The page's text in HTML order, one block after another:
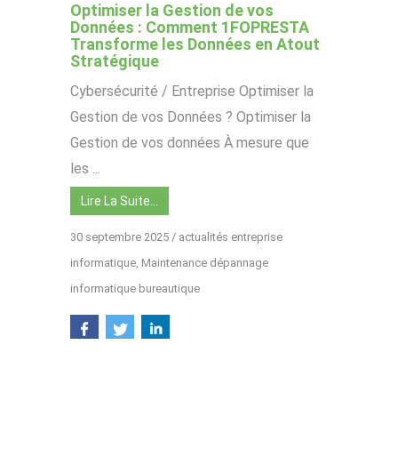
Optimiser la Gestion de vos
Données : Comment 1FOPRESTA
Transforme les Données en Atout
Stratégique
Cybersécurité / Entreprise Optimiser la
Gestion de vos Données ? Optimiser la
Gestion de vos données À mesure que
les ...
Lire La Suite…
30 septembre 2025 / actualités entreprise
informatique, Maintenance dépannage
informatique bureautique